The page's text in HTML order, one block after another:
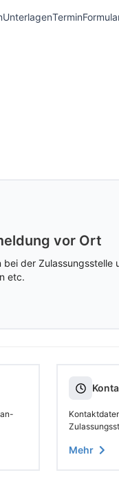
UnterlagenTermin
vor Ort
bei der Zulassungsstelle
etc.
Mehr